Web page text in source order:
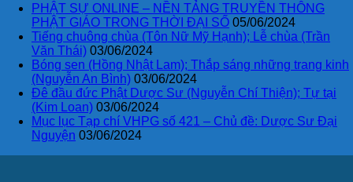
PHẬT SỰ ONLINE – NỀN TẢNG TRUYỀN THÔNG
PHẬT GIÁO TRONG THỜI ĐẠI SỐ 05/06/2024
Tiếng chuông chùa (Tôn Nữ Mỹ Hạnh); Lễ chùa (Trần
Văn Thái) 03/06/2024
Bóng sen (Hồng Nhật Lam); Thắp sáng những trang kinh
(Nguyễn An Bình) 03/06/2024
Đê đầu đức Phật Dược Sư (Nguyễn Chí Thiện); Tự tại
(Kim Loan) 03/06/2024
Mục lục Tạp chí VHPG số 421 – Chủ đề: Dược Sư Đại
Nguyện 03/06/2024